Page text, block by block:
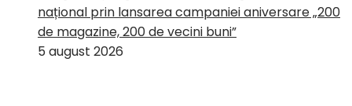
național prin lansarea campaniei aniversare „200
de magazine, 200 de vecini buni”
5 august 2026